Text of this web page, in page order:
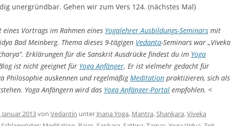
unergründbar. Gehen wir zum Vers 124. (nächstes Mal)
Vortrags im Rahmen eines Yogalehrer Ausbildungs-Seminars mit
Bad Meinberg. Thema dieses 9-tägigen Vedanta-Seminars war „Viveka
Erklärungen für die Sanskrit Ausdrücke findest du im Yoga
ist nicht geeignet für Yoga Anfänger. Er ist vielmehr gedacht für
Philosophie auskennen und regelmäßigMeditation praktizieren, sich als
Yoga Anfängern wird das Yoga Anfänger-Portal empfohlen. <
Januar 2013von Vedantin unter Jnana Yoga, Mantra, Shankara,Viveka